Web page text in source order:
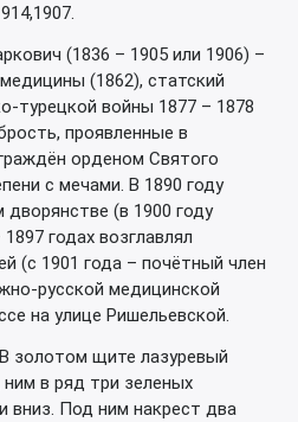
(1836 – 1905 или 1906) –
(1862), статский
турецкой войны 1877 – 1878
проявленные в
орденом Святого
с мечами. В 1890 году
(в 1900 году
годах возглавлял
(с 1901 года – почётный член
русской медицинской
на улице Ришельевской.
золотом щите лазуревый
в ряд три зеленых
вниз. Под ним накрест два